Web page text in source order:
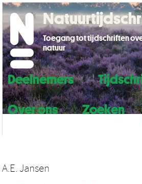
Deelnemers
Over ons
Zoeken
Toegang tot tijdschriften
natuur
A.E. Jansen